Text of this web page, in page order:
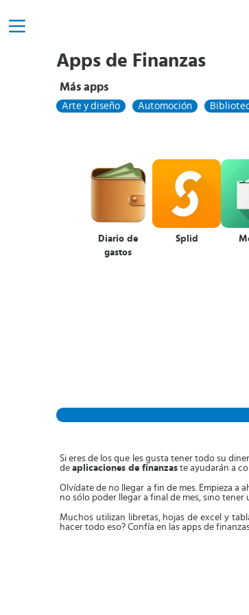
Apps de Finanzas
Más apps
Arte y diseño Automoción
Diario de
gastos
Splid
Si eres de los que les gusta tener todo su
de aplicaciones de finanzas te ayudarán a
Olvídate de no llegar a fin de mes. Empieza a
no sólo poder llegar a final de mes, sino tener
Muchos utilizan libretas, hojas de excel y
hacer todo eso? Confía en las apps de